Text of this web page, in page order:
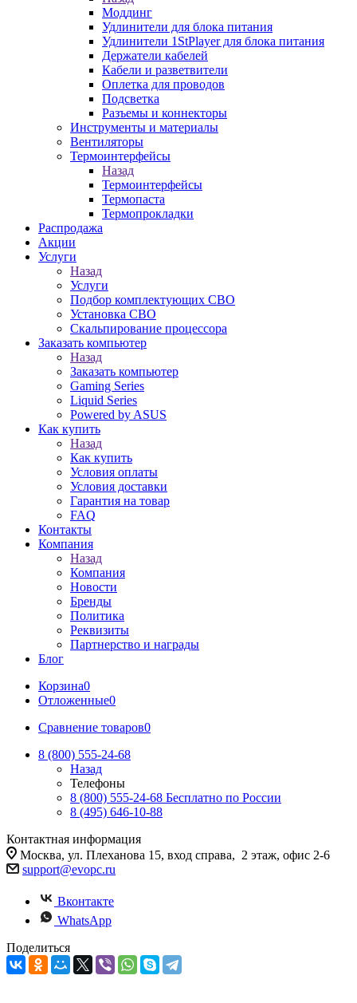
Моддинг
Удлинители для блока питания
Удлинители 1StPlayer для блока питания
Держатели кабелей
Кабели и разветвители
Оплетка для проводов
Подсветка
Разъемы и коннекторы
Инструменты и материалы
Вентиляторы
Термоинтерфейсы
Назад
Термоинтерфейсы
Термопаста
Термопрокладки
Распродажа
Акции
Услуги
Назад
Услуги
Подбор комплектующих СВО
Установка СВО
Скальпирование процессора
Заказать компьютер
Назад
Заказать компьютер
Gaming Series
Liquid Series
Powered by ASUS
Как купить
Назад
Как купить
Условия оплаты
Условия доставки
Гарантия на товар
FAQ
Контакты
Компания
Назад
Компания
Новости
Бренды
Политика
Реквизиты
Партнерство и награды
Блог
Корзина0
Отложенные0
Сравнение товаров0
8 (800) 555-24-68
Назад
Телефоны
8 (800) 555-24-68 Бесплатно по России
8 (495) 646-10-88
Контактная информация
Москва, ул. Плеханова 15, вход справа, 2 этаж, офис 2-6
support@evopc.ru
Вконтакте
WhatsApp
Поделиться